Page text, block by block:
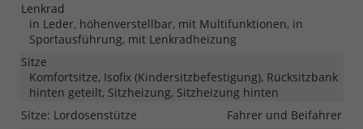
Lenkrad
in Leder, höhenverstellbar, mit Multifunktionen, in
Sportausführung, mit Lenkradheizung
Sitze
Komfortsitze, Isofix (Kindersitzbefestigung), Rücksitzbank
hinten geteilt, Sitzheizung, Sitzheizung hinten
Sitze: Lordosenstütze
Fahrer und Beifahrer